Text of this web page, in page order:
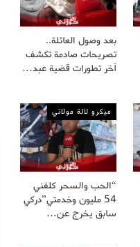
بعد وصول العائلة..
تصريحات صادمة تكشف
آخر تطورات قضية عبد…
ميكرو لالة مولاتي
“الحب والسحر كلفني
54 مليون وخدمتي”دركي
سابق يخرج عن…